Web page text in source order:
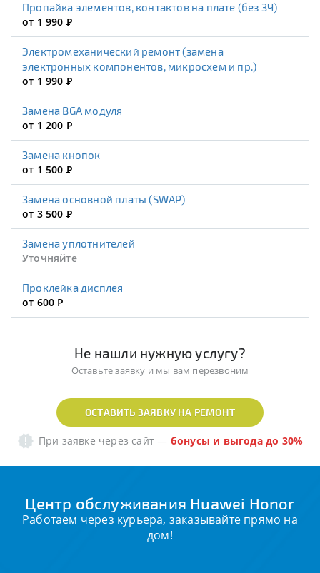
Пропайка элементов, контактов на плате (без ЗЧ)
от 1 990Р
Электромеханический ремонт (замена
электронных компонентов, микросхем и пр.)
от 1 990Р
Замена BGA модуля
от 1 200Р
Замена кнопок
от 1 500Р
Замена основной платы (SWAP)
от 3 500Р
Замена уплотнителей
Уточняйте
Проклейка дисплея
от 600Р
Не нашли нужную услугу?
Оставьте заявку и мы вам перезвоним
ОСТАВИТЬ ЗАЯВКУ НА РЕМОНТ
При заявке через сайт — бонусы и выгода до 30%
Центр обслуживания Huawei Honor
Работаем через курьера, заказывайте прямо на
дом!